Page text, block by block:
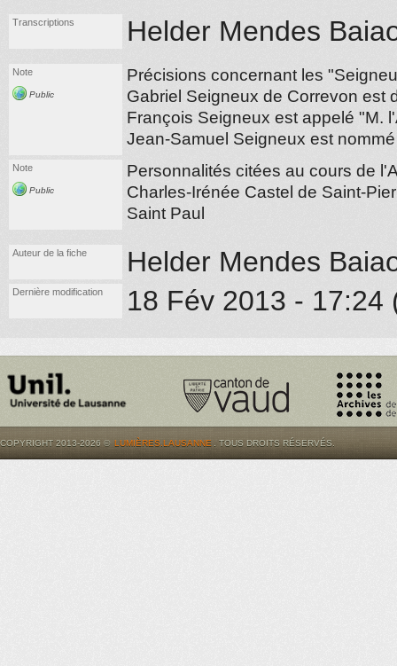
Transcriptions Helder Mendes
Note
Public
Précisions concernant les
Gabriel Seigneux de Correvon est
François Seigneux est appelé "M.
Jean-Samuel Seigneux est
Note
Public
Personnalités citées au cours de
Charles-Irénée Castel de Saint-
Saint Paul
Auteur de la fiche Helder Mendes
Dernière modification 18 Fév 2013 - 17:24
COPYRIGHT 2013-2026 © LUMIÈRES.LAUSANNE . TOUS DROITS RÉSERVÉS.